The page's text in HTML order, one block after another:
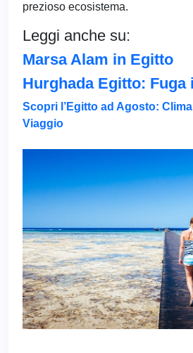
prezioso ecosistema.
Leggi anche su:
Marsa Alam in Egitto
Hurghada Egitto: Fuga
Scopri l’Egitto ad Agosto:
Viaggio